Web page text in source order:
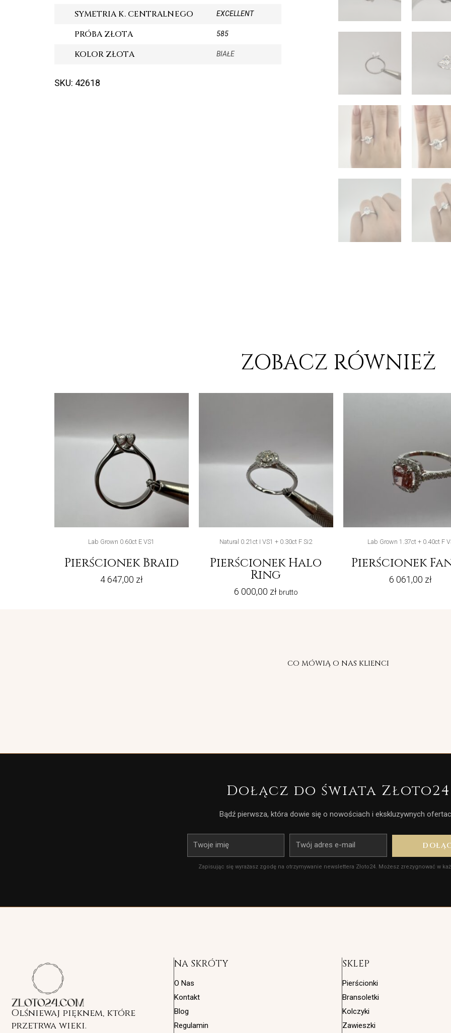
SYMETRIA K. CENTRALNEGO EXCELLENT
PRÓBA ZŁOTA 585
KOLOR ZŁOTA BIAŁE
SKU: 42618
ZOBACZ RÓWNIEŻ
Lab Grown 0.60ct E VS1
Pierścionek Braid
4 647,00 zł
Natural 0.21ct I VS1 + 0.30ct F Si2
Pierścionek Halo
Ring
6 000,00 zł brutto
Lab Grown 1.37ct + 0.40ct F
Pierścionek
6 061,00 zł
CO MÓWIĄ O NAS KLIENCI
Dołącz do świata Złoto24
Bądź pierwsza, która dowie się o nowościach i ekskluzywnych
Imię
E-
Zapisując się wyrażasz zgodę na otrzymywanie newslettera Złoto24. Możesz zrezygnować w
Olśniewaj pięknem, które
przetrwa wieki.
NA SKRÓTY
O Nas
Kontakt
Blog
Regulamin
SKLEP
Pierścionki
Bransoletki
Kolczyki
Zawieszki